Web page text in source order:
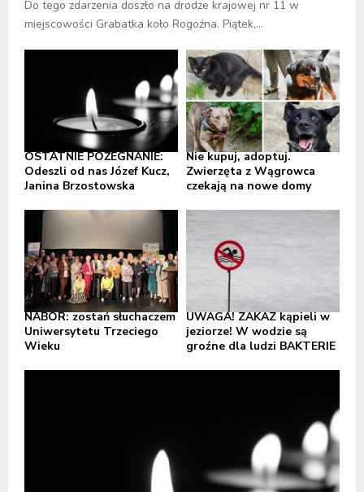
Do tego zdarzenia doszło na drodze krajowej nr 11 w
miejscowości Grabatka koło Rogoźna. Piątek,...
OSTATNIE POŻEGNANIE:
Odeszli od nas Józef Kucz,
Janina Brzostowska
Nie kupuj, adoptuj.
Zwierzęta z Wągrowca
czekają na nowe domy
NABÓR: zostań słuchaczem
Uniwersytetu Trzeciego
Wieku
UWAGA! ZAKAZ kąpieli w
jeziorze! W wodzie są
groźne dla ludzi BAKTERIE